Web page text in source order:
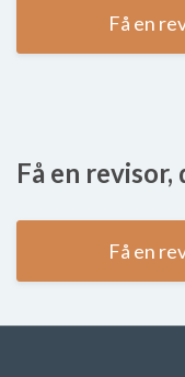
Få en
Få en
Få en